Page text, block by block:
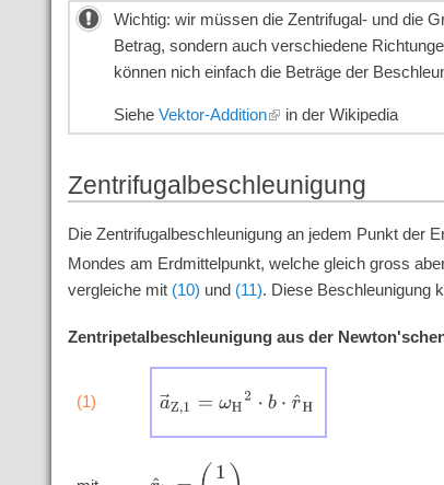
Wichtig: wir müssen die Zentrifugal- und die
Betrag, sondern auch verschiedene
können nich einfach die Beträge der
SieheVektor-Addition in der Wikipedia
Zentrifugalbeschleunigung
Die Zentrifugalbeschleunigung an jedem Punkt der
Mondes am Erdmittelpunkt, welche gleich gross
vergleiche mit (10) und (11). Diese Beschleunigung
Zentripetalbeschleunigung aus der
(1) a→ Z,1 =ωH 2⋅ b⋅ r ^H
(1 0)